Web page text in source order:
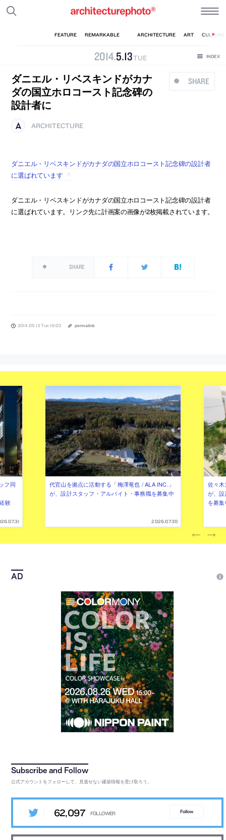
2014.5.13TUE
SHARE
ダニエル・リベスキンドがカナ
ダの国立ホロコースト記念碑の
設計者に
ARCHITECTURE
ダニエル・リベスキンドがカナダの国立ホロコースト記念碑の設計者
に選ばれています
ダニエル・リベスキンドがカナダの国立ホロコースト記念碑の設計者
に選ばれています。リンク先に計画案の画像が2枚掲載されています。
SHARE
2014.05.13 Tue 10:03 permalink
フ同
験
代官山を拠点に活動する「梅澤竜也 / ALA INC.」
が、設計スタッフ・アルバイト・事務職を募集中
2026.07.30
佐々
が、
を募
公式アカウントをフォローして、見逃せない建築情報を受け取ろう。
62,097 Follow